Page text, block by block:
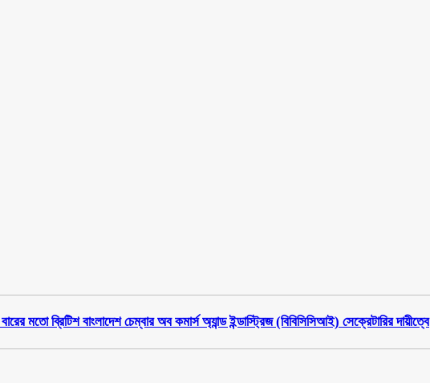
মতো ব্রিটিশ বাংলাদেশ চেম্বার অব কমার্স অ্যান্ড ইন্ডাস্ট্রিজ (বিবিসিসিআই) সেক্রেটারির দায়ীত্বে